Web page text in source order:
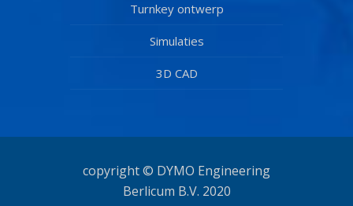
Turnkey ontwerp
Simulaties
3D CAD
copyright © DYMO Engineering
Berlicum B.V. 2020